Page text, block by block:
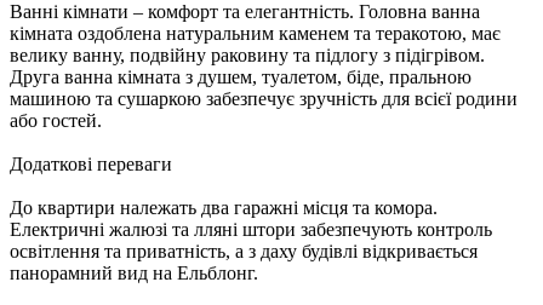
Ванні кімнати – комфорт та елегантність. Головна ванна
кімната оздоблена натуральним каменем та теракотою, має
велику ванну, подвійну раковину та підлогу з підігрівом.
Друга ванна кімната з душем, туалетом, біде, пральною
машиною та сушаркою забезпечує зручність для всієї родини
або гостей.
Додаткові переваги
До квартири належать два гаражні місця та комора.
Електричні жалюзі та лляні штори забезпечують контроль
освітлення та приватність, а з даху будівлі відкривається
панорамний вид на Ельблонг.